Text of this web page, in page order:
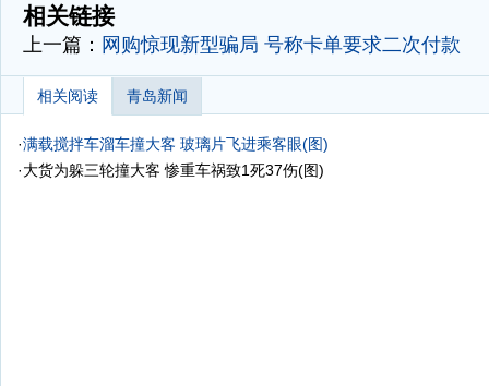
相关链接
上一篇： 网购惊现新型骗局 号称卡单要求二次付款
相关阅读 青岛新闻
·满载搅拌车溜车撞大客 玻璃片飞进乘客眼(图)
·大货为躲三轮撞大客 惨重车祸致1死37伤(图)